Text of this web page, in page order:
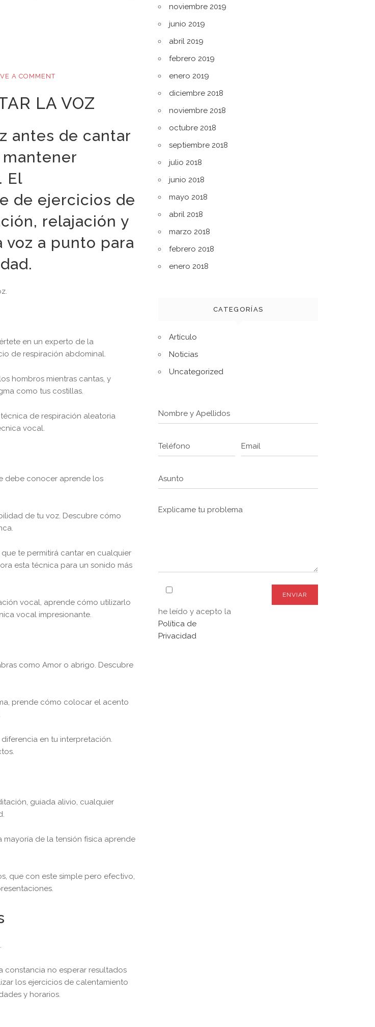
A COMMENT
LA VOZ
antes de cantar
El
de ejercicios de
relajación y
a punto para
en un experto de la
de respiración abdominal.
hombros mientras cantas, y
como tus costillas.
de respiración aleatoria
vocal.
debe conocer aprende los
de tu voz. Descubre cómo
te permitirá cantar en cualquier
esta técnica para un sonido más
vocal, aprende cómo utilizarlo
vocal impresionante.
como Amor o abrigo. Descubre
prende cómo colocar el acento
en tu interpretación.
guiada alivio, cualquier
de la tensión física aprende
que con este simple pero efectivo,
constancia no esperar resultados
los ejercicios de calentamiento
y horarios.
noviembre 2019
junio 2019
abril 2019
febrero 2019
enero 2019
diciembre 2018
noviembre 2018
octubre 2018
septiembre 2018
julio 2018
junio 2018
mayo 2018
abril 2018
marzo 2018
febrero 2018
enero 2018
CATEGORÍAS
Artículo
Noticias
Uncategorized
he leído y acepto la
Política de
Privacidad